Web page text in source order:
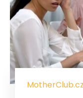
MotherClub.cz